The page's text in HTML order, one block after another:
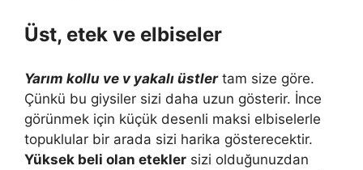
Üst, etek ve elbiseler
Yarım kollu ve v yakalı üstler tam size göre.
Çünkü bu giysiler sizi daha uzun gösterir. İnce
görünmek için küçük desenli maksi elbiselerle
topuklular bir arada sizi harika gösterecektir.
Yüksek beli olan etekler sizi olduğunuzdan